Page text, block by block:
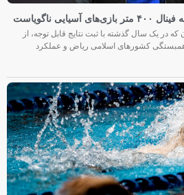
ناگویاست
در یک سال گذشته با ثبت نتایج قابل توجه، از
کشورهای اسلامی ریاض و عملکرد